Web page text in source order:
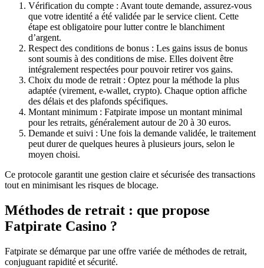
Vérification du compte : Avant toute demande, assurez-vous
que votre identité a été validée par le service client. Cette
étape est obligatoire pour lutter contre le blanchiment
d’argent.
Respect des conditions de bonus : Les gains issus de bonus
sont soumis à des conditions de mise. Elles doivent être
intégralement respectées pour pouvoir retirer vos gains.
Choix du mode de retrait : Optez pour la méthode la plus
adaptée (virement, e-wallet, crypto). Chaque option affiche
des délais et des plafonds spécifiques.
Montant minimum : Fatpirate impose un montant minimal
pour les retraits, généralement autour de 20 à 30 euros.
Demande et suivi : Une fois la demande validée, le traitement
peut durer de quelques heures à plusieurs jours, selon le
moyen choisi.
Ce protocole garantit une gestion claire et sécurisée des transactions
tout en minimisant les risques de blocage.
Méthodes de retrait : que propose
Fatpirate Casino ?
Fatpirate se démarque par une offre variée de méthodes de retrait,
conjuguant rapidité et sécurité.